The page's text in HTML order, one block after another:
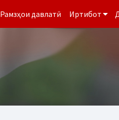
Рамзҳои давлатӣ Иртибот